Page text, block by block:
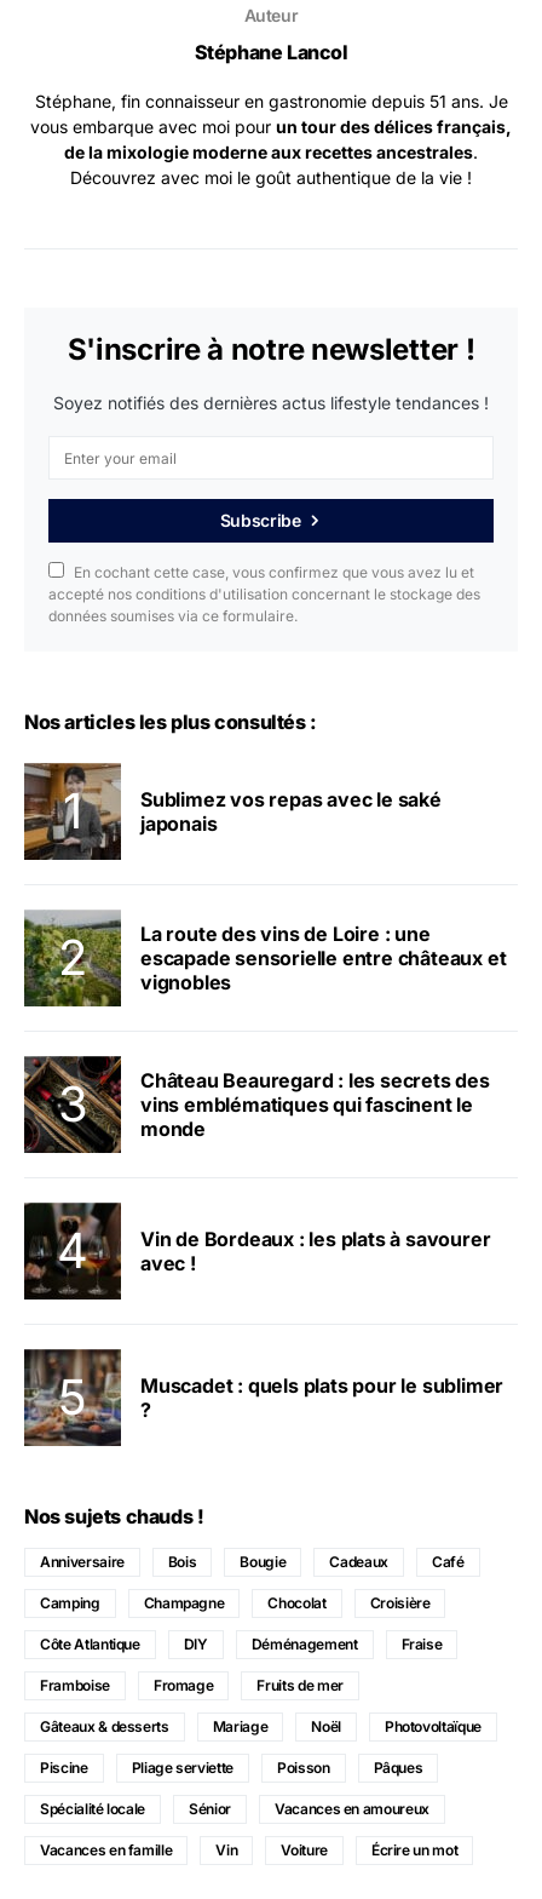
Auteur
Stéphane Lancol
Stéphane, fin connaisseur en gastronomie depuis 51 ans. Je
vous embarque avec moi pour un tour des délices français,
de la mixologie moderne aux recettes ancestrales.
Découvrez avec moi le goût authentique de la vie !
S'inscrire à notre newsletter !
Soyez notifiés des dernières actus lifestyle tendances !
Subscribe
En cochant cette case, vous confirmez que vous avez lu et
accepté nos conditions d'utilisation concernant le stockage des
données soumises via ce formulaire.
Nos articles les plus consultés :
Sublimez vos repas avec le saké
japonais
La route des vins de Loire : une
escapade sensorielle entre châteaux et
vignobles
Château Beauregard : les secrets des
vins emblématiques qui fascinent le
monde
Vin de Bordeaux : les plats à savourer
avec !
Muscadet : quels plats pour le sublimer
?
Nos sujets chauds !
Anniversaire Bois Bougie Cadeaux Café
Camping Champagne Chocolat Croisière
Côte Atlantique DIY Déménagement Fraise
Framboise Fromage Fruits de mer
Gâteaux & desserts Mariage Noël Photovoltaïque
Piscine Pliage serviette Poisson Pâques
Spécialité locale Sénior Vacances en amoureux
Vacances en famille Vin Voiture Écrire un mot